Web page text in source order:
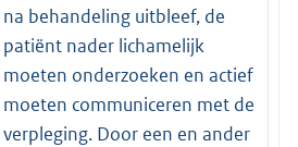
na behandeling uitbleef, de
patiënt nader lichamelijk
moeten onderzoeken en actief
moeten communiceren met de
verpleging. Door een en ander